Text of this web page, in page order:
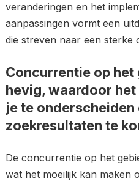
veranderingen en het
aanpassingen vormt een
die streven naar een sterke
Concurrentie op het
hevig, waardoor
je te onderscheiden
zoekresultaten te
De concurrentie op het
wat het moeilijk kan maken